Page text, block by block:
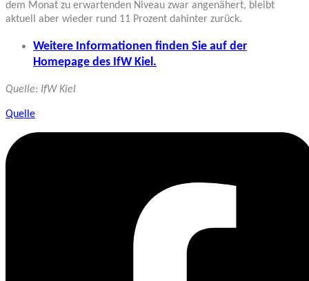
dem Monat zu erwartenden Niveau zwar angenähert, bleibt
aktuell aber wieder rund 11 Prozent dahinter zurück.
Weitere Informationen finden Sie auf der
Homepage des IfW Kiel.
Quelle: IfW Kiel
Quelle